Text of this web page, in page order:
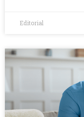
Editorial